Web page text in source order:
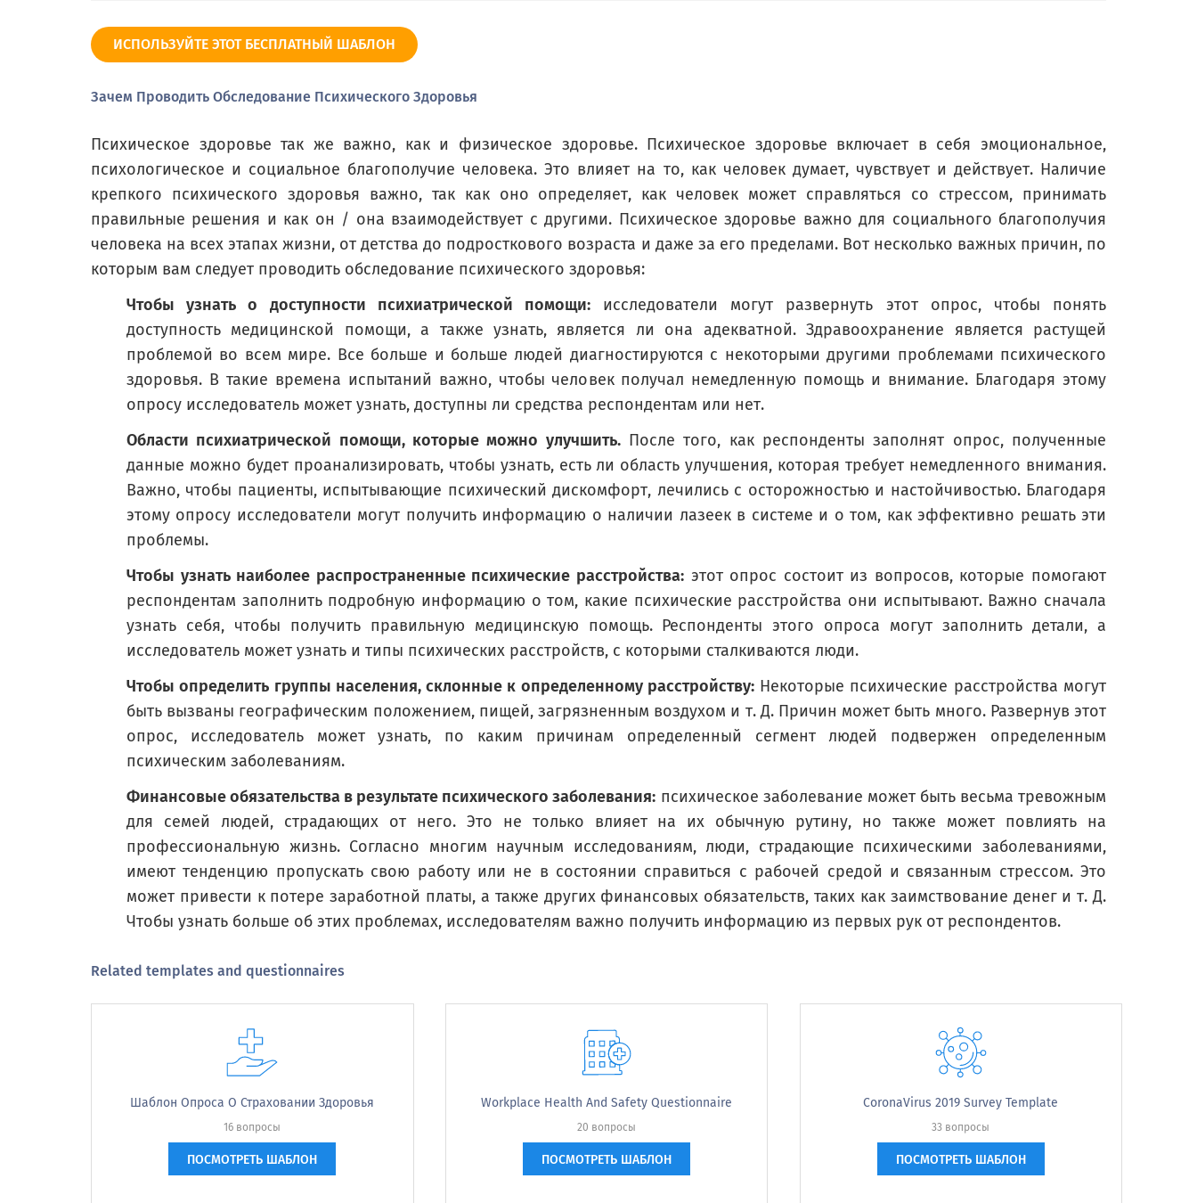
Russian (Русский) translation missing for : Average
Russian (Русский) translation missing for : Poor
Russian (Русский) translation missing for : Not sure
В целом, как бы вы оценили свое психическое здоровье?
Overall how would you rate your mental health?
Отлично
Средний
Немного бедный
Бедные
Точно сказать не могу
Russian (Русский) translation missing for : During the past 4 weeks, have you had any problems with your work or daily life due to your physical health?
During the past 4 weeks, have you had any problems with your work or daily life due to your physical health?
Russian (Русский) translation missing for : Yes
Russian (Русский) translation missing for : No
Russian (Русский) translation missing for : During the past 4 weeks, have you had any problems with your work or daily life due to any emotional problems, such as feeling depressed, sad or anxious?
During the past 4 weeks, have you had any problems with your work or daily life due to any emotional problems,
Russian (Русский) translation missing for : Yes
Russian (Русский) translation missing for : No
ИСПОЛЬЗУЙТЕ ЭТОТ БЕСПЛАТНЫЙ ШАБЛОН
Зачем Проводить Обследование Психического Здоровья
Психическое здоровье так же важно, как и физическое здоровье. Психическое здоровье включает в себя эмоциональное,
психологическое и социальное благополучие человека. Это влияет на то, как человек думает, чувствует и действует. Наличие
крепкого психического здоровья важно, так как оно определяет, как человек может справляться со стрессом, принимать
правильные решения и как он / она взаимодействует с другими. Психическое здоровье важно для социального благополучия
человека на всех этапах жизни, от детства до подросткового возраста и даже за его пределами. Вот несколько важных причин, по
которым вам следует проводить обследование психического здоровья:
Чтобы узнать о доступности психиатрической помощи:исследователи могут развернуть этот опрос, чтобы понять
доступность медицинской помощи, а также узнать, является ли она адекватной. Здравоохранение является растущей
проблемой во всем мире. Все больше и больше людей диагностируются с некоторыми другими проблемами психического
здоровья. В такие времена испытаний важно, чтобы человек получал немедленную помощь и внимание. Благодаря этому
опросу исследователь может узнать, доступны ли средства респондентам или нет.
Области психиатрической помощи, которые можно улучшить.После того, как респонденты заполнят опрос, полученные
данные можно будет проанализировать, чтобы узнать, есть ли область улучшения, которая требует немедленного внимания.
Важно, чтобы пациенты, испытывающие психический дискомфорт, лечились с осторожностью и настойчивостью. Благодаря
этому опросу исследователи могут получить информацию о наличии лазеек в системе и о том, как эффективно решать эти
проблемы.
Чтобы узнать наиболее распространенные психические расстройства:этот опрос состоит из вопросов, которые помогают
респондентам заполнить подробную информацию о том, какие психические расстройства они испытывают. Важно сначала
узнать себя, чтобы получить правильную медицинскую помощь. Респонденты этого опроса могут заполнить детали, а
исследователь может узнать и типы психических расстройств, с которыми сталкиваются люди.
Чтобы определить группы населения, склонные к определенному расстройству:Некоторые психические расстройства могут
быть вызваны географическим положением, пищей, загрязненным воздухом и т. Д. Причин может быть много. Развернув этот
опрос, исследователь может узнать, по каким причинам определенный сегмент людей подвержен определенным
психическим заболеваниям.
Финансовые обязательства в результате психического заболевания: психическое заболевание может быть весьма тревожным
для семей людей, страдающих от него. Это не только влияет на их обычную рутину, но также может повлиять на
профессиональную жизнь. Согласно многим научным исследованиям, люди, страдающие психическими заболеваниями,
имеют тенденцию пропускать свою работу или не в состоянии справиться с рабочей средой и связанным стрессом. Это
может привести к потере заработной платы, а также других финансовых обязательств, таких как заимствование денег и т. Д.
Чтобы узнать больше об этих проблемах, исследователям важно получить информацию из первых рук от респондентов.
Related templates and questionnaires
Шаблон Опроса О Страховании Здоровья
16 вопросы
ПОСМОТРЕТЬ ШАБЛОН
Workplace Health And Safety Questionnaire
20 вопросы
ПОСМОТРЕТЬ ШАБЛОН
CoronaVirus 2019 Survey Template
33 вопросы
ПОСМОТРЕТЬ ШАБЛОН